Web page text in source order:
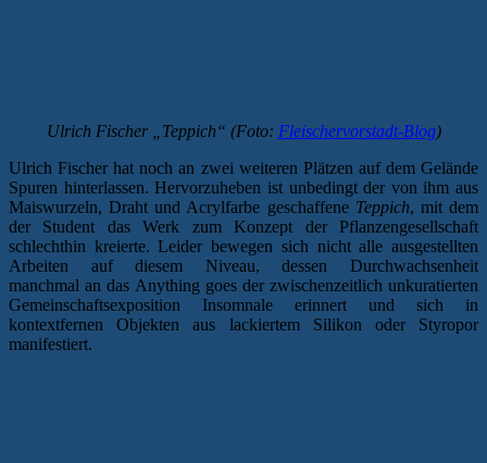
Ulrich Fischer „Teppich“ (Foto: Fleischervorstadt-Blog)
Ulrich Fischer hat noch an zwei weiteren Plätzen auf dem Gelände
Spuren hinterlassen. Hervorzuheben ist unbedingt der von ihm aus
Maiswurzeln, Draht und Acrylfarbe geschaffene Teppich, mit dem
der Student das Werk zum Konzept der Pflanzengesellschaft
schlechthin kreierte. Leider bewegen sich nicht alle ausgestellten
Arbeiten auf diesem Niveau, dessen Durchwachsenheit
manchmal an das Anything goes der zwischenzeitlich unkuratierten
Gemeinschaftsexposition Insomnale erinnert und sich in
kontextfernen Objekten aus lackiertem Silikon oder Styropor
manifestiert.